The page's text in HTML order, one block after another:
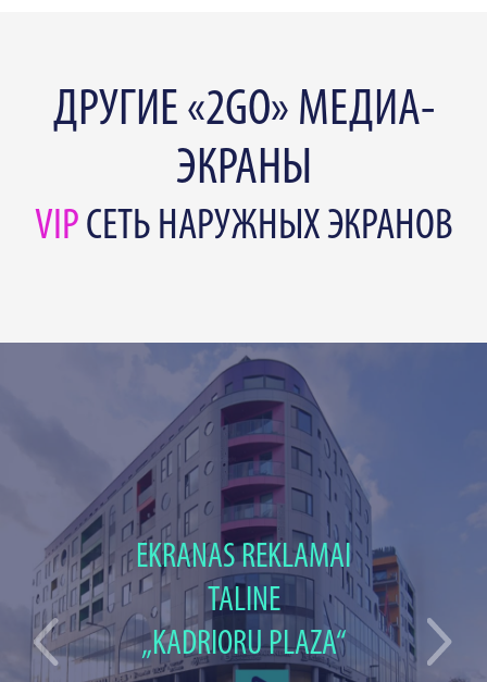
ДРУГИЕ «2GO» МЕДИА-
ЭКРАНЫ
VIP СЕТЬ НАРУЖНЫХ ЭКРАНОВ
EKRANAS REKLAMAI
TALINE
„KADRIORU PLAZA“